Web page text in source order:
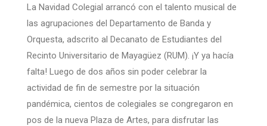
La Navidad Colegial arrancó con el talento musical de
las agrupaciones del Departamento de Banda y
Orquesta, adscrito al Decanato de Estudiantes del
Recinto Universitario de Mayagüez (RUM). ¡Y ya hacía
falta! Luego de dos años sin poder celebrar la
actividad de fin de semestre por la situación
pandémica, cientos de colegiales se congregaron en
pos de la nueva Plaza de Artes, para disfrutar las